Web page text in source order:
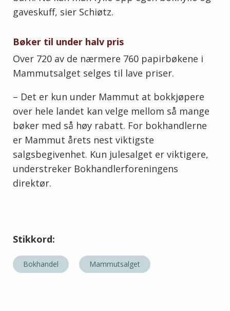
gaveskuff, sier Schiøtz.
Bøker til under halv pris
Over 720 av de nærmere 760 papirbøkene i
Mammutsalget selges til lave priser.
– Det er kun under Mammut at bokkjøpere
over hele landet kan velge mellom så mange
bøker med så høy rabatt. For bokhandlerne
er Mammut årets nest viktigste
salgsbegivenhet. Kun julesalget er viktigere,
understreker Bokhandlerforeningens
direktør.
Stikkord:
Bokhandel Mammutsalget